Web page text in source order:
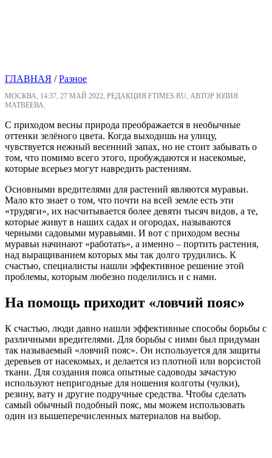
ГЛАВНАЯ /Разное
МОСКВА, 14:37, 27 МАЙ 2022, РЕДАКЦИЯ FTIMES.RU, АВТОР ЮЛИЯ
МАТВЕЕВА.
С приходом весны природа преображается в необычные
оттенки зелёного цвета. Когда выходишь на улицу,
чувствуется нежный весенний запах, но не стоит забывать о
том, что помимо всего этого, пробуждаются и насекомые,
которые всерьез могут навредить растениям.
Основными вредителями для растений являются муравьи.
Мало кто знает о том, что почти на всей земле есть эти
«трудяги», их насчитывается более девяти тысяч видов, а те,
которые живут в наших садах и огородах, называются
черными садовыми муравьями. И вот с приходом весны
муравьи начинают «работать», а именно – портить растения,
над выращиванием которых мы так долго трудились. К
счастью, специалисты нашли эффективное решение этой
проблемы, которым любезно поделились и с нами.
На помощь приходит «ловчий пояс»
К счастью, люди давно нашли эффективные способы борьбы с
различными вредителями. Для борьбы с ними был придуман
так называемый «ловчий пояс». Он используется для защиты
деревьев от насекомых, и делается из плотной или ворсистой
ткани. Для создания пояса опытные садоводы зачастую
используют непригодные для ношения колготы (чулки),
резину, вату и другие подручные средства. Чтобы сделать
самый обычный подобный пояс, мы можем использовать
один из вышеперечисленных материалов на выбор.